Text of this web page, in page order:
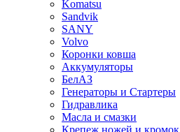
Komatsu
Sandvik
SANY
Volvo
Коронки ковша
Аккумуляторы
БелАЗ
Генераторы и Стартеры
Гидравлика
Масла и смазки
Крепеж ножей и кромок